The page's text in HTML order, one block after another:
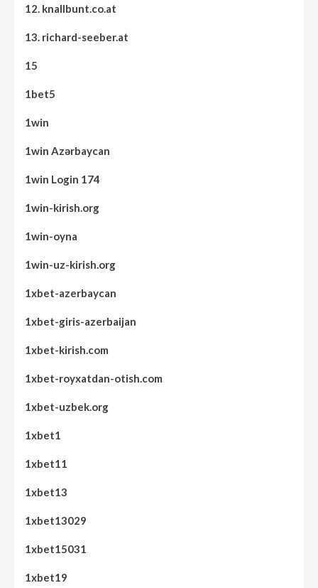
12. knallbunt.co.at
13. richard-seeber.at
15
1bet5
1win
1win Azərbaycan
1win Login 174
1win-kirish.org
1win-oyna
1win-uz-kirish.org
1xbet-azerbaycan
1xbet-giris-azerbaijan
1xbet-kirish.com
1xbet-royxatdan-otish.com
1xbet-uzbek.org
1xbet1
1xbet11
1xbet13
1xbet13029
1xbet15031
1xbet19